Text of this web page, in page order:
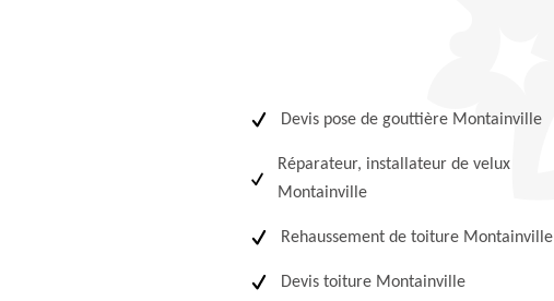
Devis pose de gouttière Montainville
Réparateur, installateur de velux
Montainville
Rehaussement de toiture Montainville
Devis toiture Montainville